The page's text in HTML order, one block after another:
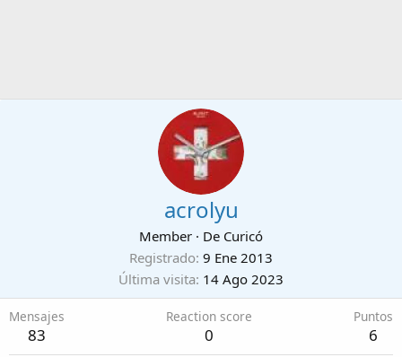
acrolyu
Member · De Curicó
Registrado 9 Ene 2013
Última visita 14 Ago 2023
Mensajes
83
Reaction score
0
Puntos
6